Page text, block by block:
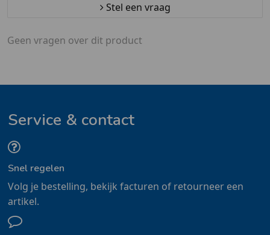
Stel een vraag
Geen vragen over dit product
Service & contact
Snel regelen
Volg je bestelling, bekijk facturen of retourneer een
artikel.